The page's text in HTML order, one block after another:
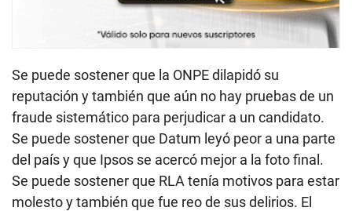
Se puede sostener que la ONPE dilapidó su
reputación y también que aún no hay pruebas de un
fraude sistemático para perjudicar a un candidato.
Se puede sostener que Datum leyó peor a una parte
del país y que Ipsos se acercó mejor a la foto final.
Se puede sostener que RLA tenía motivos para estar
molesto y también que fue reo de sus delirios. El